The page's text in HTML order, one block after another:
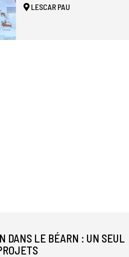
LESCAR PAU
DANS LE BÉARN : UN SEUL